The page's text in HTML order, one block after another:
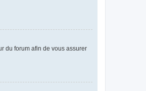
du forum afin de vous assurer